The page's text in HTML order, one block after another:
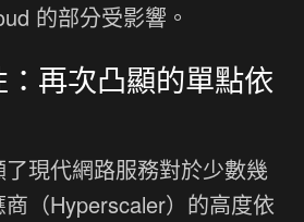
的部分受影響。
再次凸顯的單點依
現代網路服務對於少數幾
（Hyperscaler）的高度依